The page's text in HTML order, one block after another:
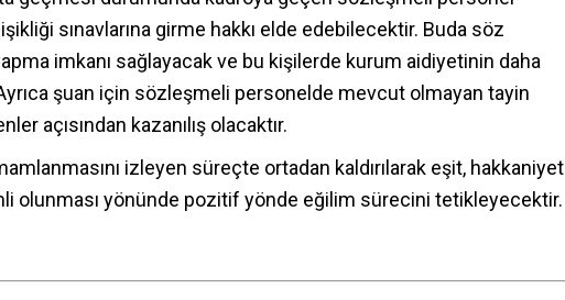
sınavlarına girme hakkı elde edebilecektir. Buda söz
imkanı sağlayacak ve bu kişilerde kurum aidiyetinin daha
şuan için sözleşmeli personelde mevcut olmayan tayin
açısından kazanılış olacaktır.
izleyen süreçte ortadan kaldırılarak eşit, hakkaniyet
olunması yönünde pozitif yönde eğilim sürecini tetikleyecektir.